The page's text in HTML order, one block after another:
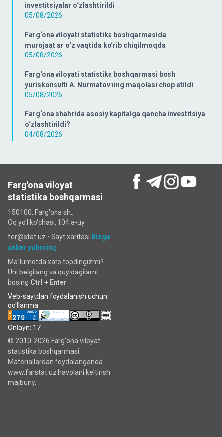
investitsiyalar o‘zlashtirildi
05/08/2026
Farg‘ona viloyati statistika boshqarmasida
murojaatlar o‘z vaqtida ko‘rib chiqilmoqda
05/08/2026
Farg‘ona viloyati statistika boshqarmasi bosh
yuriskonsulti A. Nurmatovning maqolasi chop etildi
05/08/2026
Farg‘ona shahrida asosiy kapitalga qancha investitsiya
o‘zlashtirildi?
04/08/2026
Farg'ona viloyat
statistika boshqarmasi
150100, Farg'ona sh.,
Oq yo'l ko‘chаsi, 104 a-uy
fer@stat.uz • Sayt xaritasi Bizga
xabar yuboring
Ma`lumotda xato topdingizmi?
Uni belgilang va quyidagilarni
bosing Ctrl + Enter
Veb-saytdan foydalanish uchun
qo'llanma
Onlayn: 17
© 2010-2026 Farg‘ona viloyat
statistika boshqarmasi
Materiallardan foydalanganda
www.farstat.uz havolani keltirish
majburiy.